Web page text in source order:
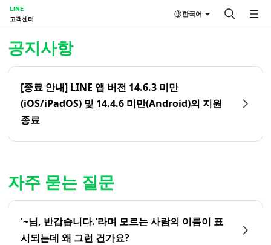
LINE
고객센터
한국어
공지사항
[종료 안내] LINE 앱 버전 14.6.3 미만
(iOS/iPadOS) 및 14.4.6 미만(Android)의 지원
종료
자주 묻는 질문
'~님, 반갑습니다.'라며 모르는 사람의 이름이 표
시되는데 왜 그런 건가요?